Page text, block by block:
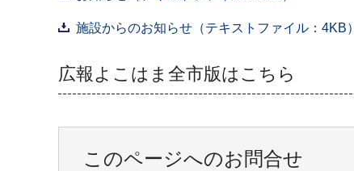
施設からのお知らせ（テキストファイル：4KB）
広報よこはま全市版はこちら
このページへのお問合せ